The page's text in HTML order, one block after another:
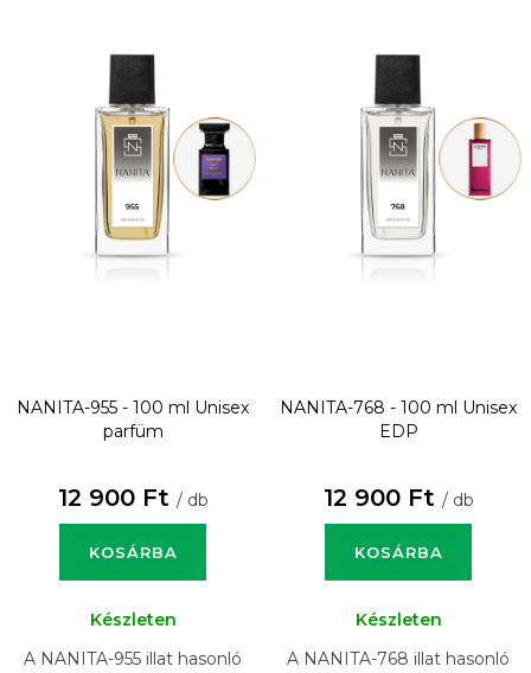
NANITA-955 - 100 ml Unisex
parfüm
12 900 Ft / db
KOSÁRBA
Készleten
A NANITA-955 illat hasonló
NANITA-768 - 100 ml Unisex
EDP
12 900 Ft / db
KOSÁRBA
Készleten
A NANITA-768 illat hasonló